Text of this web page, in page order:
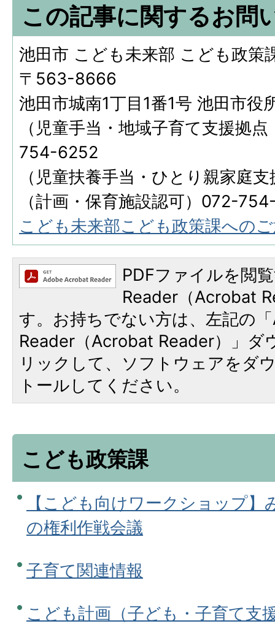
この記事に関するお問
池田市 こども未来部 こども政策
〒563-8666
池田市城南1丁目1番1号 池田市役
（児童手当・地域子育て支援拠
754-6252
（児童扶養手当・ひとり親家庭
（計画・保育施設認可）072-
こども未来部こども政策課への
PDFファイルを閲
Reader（Acrobat
す。お持ちでない方は、左記の
Reader（Acrobat Reader）」ダ
リックして、ソフトウェアをダ
トールしてください。
こども政策課
【こども向けワークショップ
の権利作戦会議
子育て関連情報
こども計画（子ども・子育て支